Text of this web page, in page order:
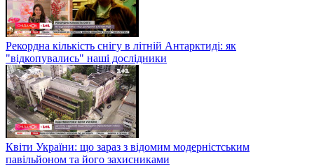
Рекордна кількість снігу в літній Антарктиді: як
"відкопувались" наші дослідники
Квіти України: що зараз з відомим модерністським
павільйоном та його захисниками